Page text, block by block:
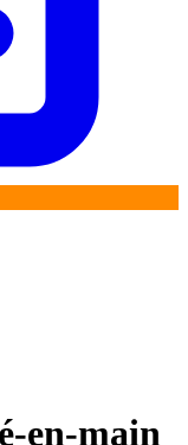
en-main